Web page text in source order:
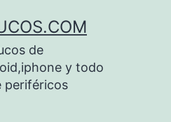
de
y todo
periféricos